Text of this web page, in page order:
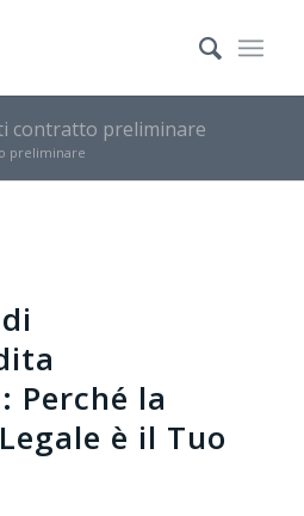
contratto preliminare
preliminare
Perché la
è il Tuo